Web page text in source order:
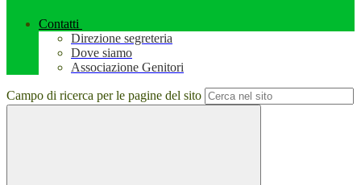
Contatti
Direzione segreteria
Dove siamo
Associazione Genitori
Campo di ricerca per le pagine del sito